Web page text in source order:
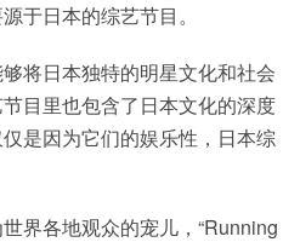
于日本的综艺节目。
将日本独特的明星文化和社会
目里也包含了日本文化的深度
是因为它们的娱乐性，日本综
界各地观众的宠儿，“Running